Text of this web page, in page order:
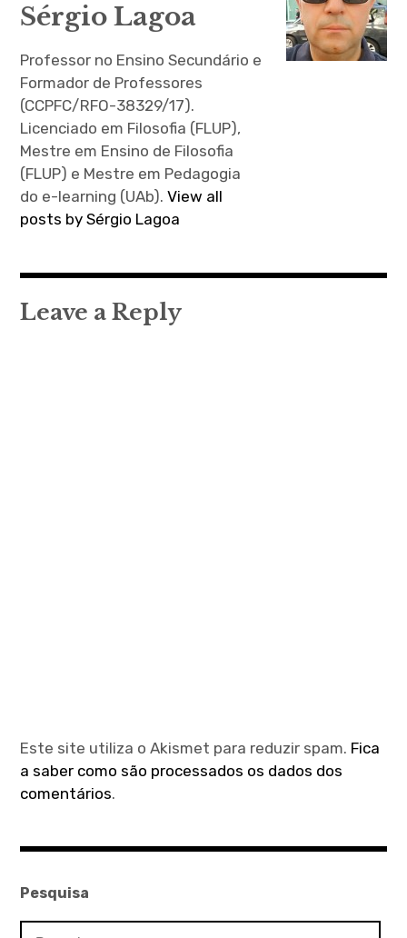
representações sociais
são modalidades de
orientado…
Sérgio Lagoa
Professor no Ensino Secundário e
Formador de Professores
(CCPFC/RFO-38329/17).
Licenciado em Filosofia (FLUP),
Mestre em Ensino de Filosofia
(FLUP) e Mestre em Pedagogia
do e-learning (UAb).View all
posts by Sérgio Lagoa
Leave a Reply
Este site utiliza o Akismet para reduzir spam. Fica
a saber como são processados os dados dos
comentários.
Pesquisa